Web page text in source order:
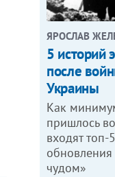
ЯРОСЛАВ
5 историй
после
Украины
Как
пришлось
входят
чудом»